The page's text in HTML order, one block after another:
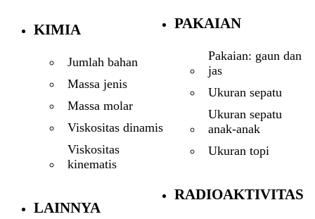
KIMIA
Jumlah bahan
Massa jenis
Massa molar
Viskositas dinamis
Viskositas
kinematis
LAINNYA
PAKAIAN
Pakaian: gaun dan
jas
Ukuran sepatu
Ukuran sepatu
anak-anak
Ukuran topi
RADIOAKTIVITAS